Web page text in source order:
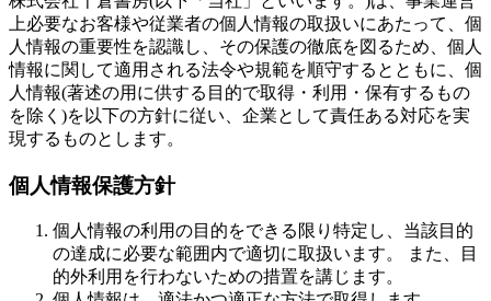
上必要なお客様や従業者の個人情報の取扱いにあたって、個
人情報の重要性を認識し、その保護の徹底を図るため、個人
情報に関して適用される法令や規範を順守するとともに、個
人情報(著述の用に供する目的で取得・利用・保有するもの
を除く)を以下の方針に従い、企業として責任ある対応を実
現するものとします。
個人情報保護方針
個人情報の利用の目的をできる限り特定し、当該目的
の達成に必要な範囲内で適切に取扱います。 また、目
的外利用を行わないための措置を講じます。